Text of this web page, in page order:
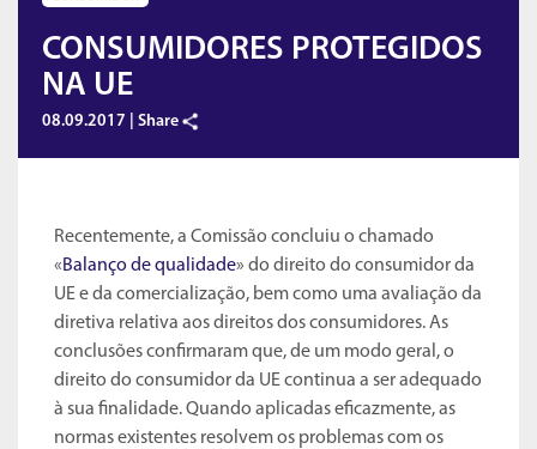
CONSUMIDORES PROTEGIDOS
NA UE
08.09.2017 | Share
Recentemente, a Comissão concluiu o chamado
«Balanço de qualidade» do direito do consumidor da
UE e da comercialização, bem como uma avaliação da
diretiva relativa aos direitos dos consumidores. As
conclusões confirmaram que, de um modo geral, o
direito do consumidor da UE continua a ser adequado
à sua finalidade. Quando aplicadas eficazmente, as
normas existentes resolvem os problemas com os